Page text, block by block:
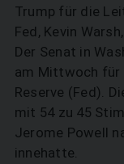
Trump für die
Fed, Kevin
Der Senat in
am Mittwoch für
Reserve (Fed).
mit 54 zu 45
Jerome Powell
innehatte.